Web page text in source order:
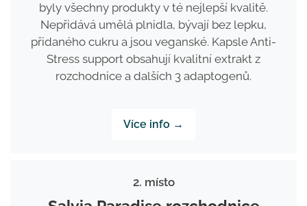
byly všechny produkty v té nejlepší kvalitě.
Nepřidává umělá plnidla, bývají bez lepku,
přidaného cukru a jsou veganské. Kapsle Anti-
Stress support obsahují kvalitní extrakt z
rozchodnice a dalších 3 adaptogenů.
Více info →
2. místo